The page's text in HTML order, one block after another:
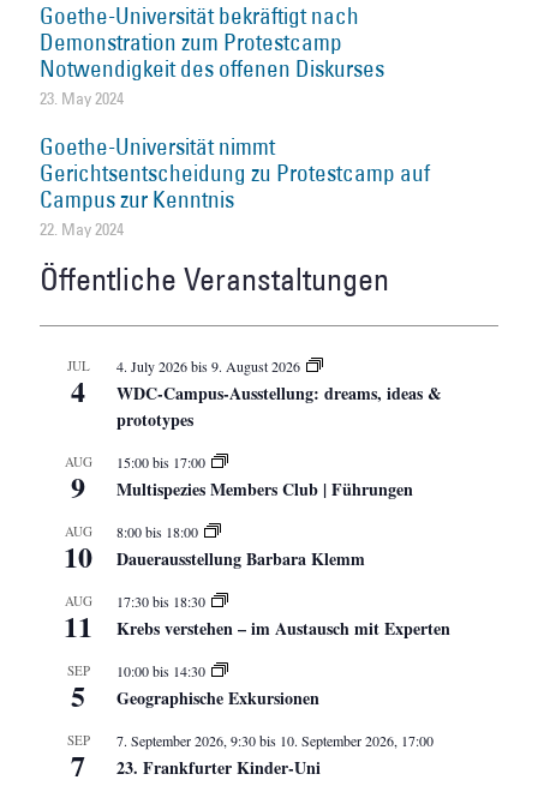
Goethe-Universität bekräftigt nach
Demonstration zum Protestcamp
Notwendigkeit des offenen Diskurses
23. May 2024
Goethe-Universität nimmt
Gerichtsentscheidung zu Protestcamp auf
Campus zur Kenntnis
22. May 2024
Öffentliche Veranstaltungen
JUL
4
4. July 2026bis9. August 2026
WDC-Campus-Ausstellung: dreams, ideas &
prototypes
AUG
9
15:00bis 17:00
Multispezies Members Club | Führungen
AUG
10
8:00bis 18:00
Dauerausstellung Barbara Klemm
AUG
11
17:30bis 18:30
Krebs verstehen – im Austausch mit Experten
SEP
5
10:00bis 14:30
Geographische Exkursionen
SEP
7
7. September 2026, 9:30bis 10. September 2026, 17:00
23. Frankfurter Kinder-Uni